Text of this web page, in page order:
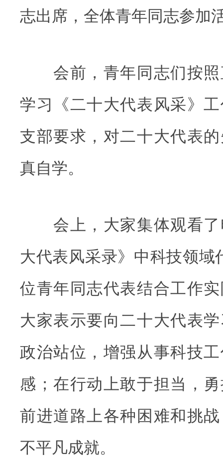
志出席，全体青年同志参加
会前，青年同志们按照
学习《二十大代表风采》
支部要求，对二十大代表
真自学。
会上，大家集体观看了
大代表风采录》中科技领域
位青年同志代表结合工作
大家表示要向二十大代表
政治站位，增强从事科技
感；在行动上敢于担当，
前进道路上各种困难和挑
不平凡成就。